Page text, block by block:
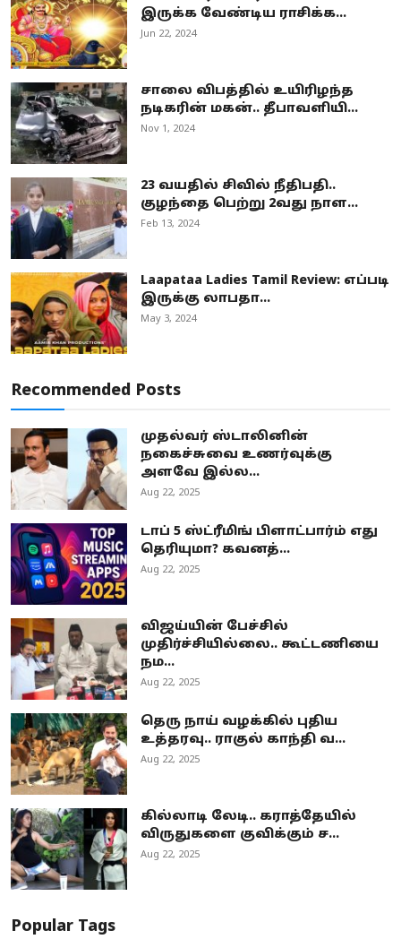
இருக்க வேண்டிய ராசிக்க...
Jun 22, 2024
சாலை விபத்தில் உயிரிழந்த
நடிகரின் மகன்.. தீபாவளியி...
Nov 1, 2024
23 வயதில் சிவில் நீதிபதி..
குழந்தை பெற்று 2வது நாள...
Feb 13, 2024
Laapataa Ladies Tamil Review: எப்படி
இருக்கு லாபதா...
May 3, 2024
Recommended Posts
முதல்வர் ஸ்டாலினின்
நகைச்சுவை உணர்வுக்கு
அளவே இல்ல...
Aug 22, 2025
டாப் 5 ஸ்ட்ரீமிங் பிளாட்பார்ம் எது
தெரியுமா? கவனத்...
Aug 22, 2025
விஜய்யின் பேச்சில்
முதிர்ச்சியில்லை.. கூட்டணியை
நம...
Aug 22, 2025
தெரு நாய் வழக்கில் புதிய
உத்தரவு.. ராகுல் காந்தி வ...
Aug 22, 2025
கில்லாடி லேடி.. கராத்தேயில்
விருதுகளை குவிக்கும் ச...
Aug 22, 2025
Popular Tags